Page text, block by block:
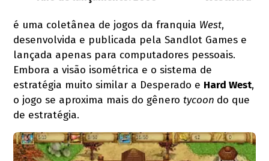
é uma coletânea de jogos da franquia West,
desenvolvida e publicada pela Sandlot Games e
lançada apenas para computadores pessoais.
Embora a visão isométrica e o sistema de
estratégia muito similar a Desperado e Hard West,
o jogo se aproxima mais do gênerotycoon do que
de estratégia.